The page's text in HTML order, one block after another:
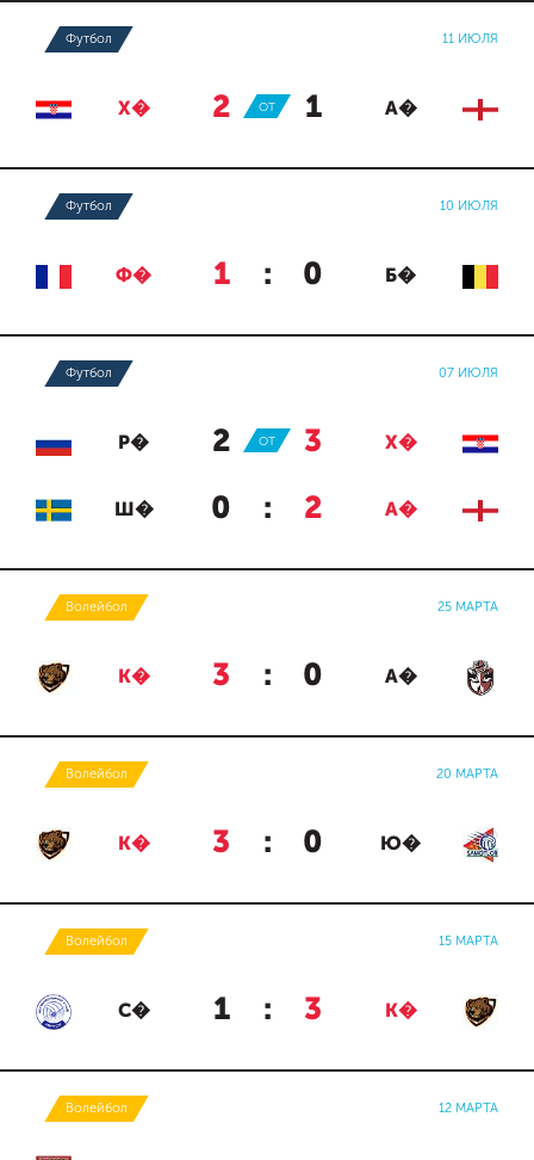
Футбол 11 ИЮЛЯ
Х� 2 : 1 А�
ОТ
Футбол 10 ИЮЛЯ
Ф� 1 : 0 Б�
Футбол 07 ИЮЛЯ
Р� 2 : 3 Х�
ОТ
Ш� 0 : 2 А�
Волейбол 25 МАРТА
К� 3 : 0 А�
Волейбол 20 МАРТА
К� 3 : 0 Ю�
Волейбол 15 МАРТА
С� 1 : 3 К�
Волейбол 12 МАРТА